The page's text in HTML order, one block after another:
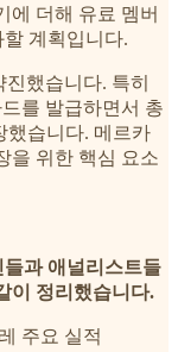
에 더해 유료 멤버
계획입니다.
했습니다. 특히
를 발급하면서 총
했습니다. 메르카
을 위한 핵심 요소
과 애널리스트들
이 정리했습니다.
주요 실적